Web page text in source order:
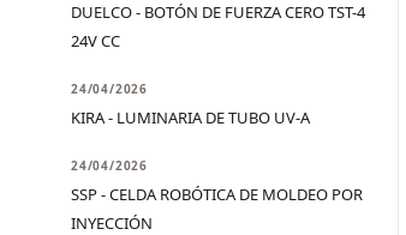
DUELCO - BOTÓN DE FUERZA CERO TST-4
24V CC
24/04/2026
KIRA - LUMINARIA DE TUBO UV-A
24/04/2026
SSP - CELDA ROBÓTICA DE MOLDEO POR
INYECCIÓN